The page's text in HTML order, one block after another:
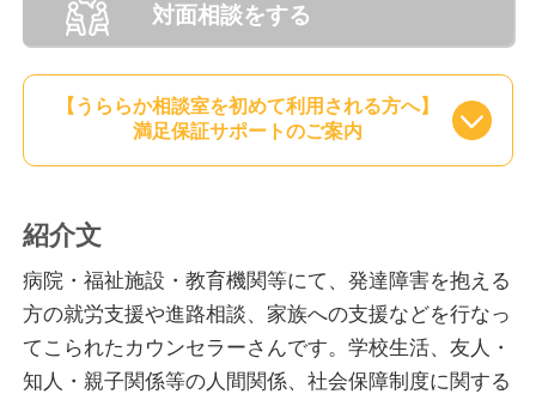
対面相談をする
【うららか相談室を初めて利用される方へ】
満足保証サポートのご案内
紹介文
病院・福祉施設・教育機関等にて、発達障害を抱える
方の就労支援や進路相談、家族への支援などを行なっ
てこられたカウンセラーさんです。学校生活、友人・
知人・親子関係等の人間関係、社会保障制度に関する